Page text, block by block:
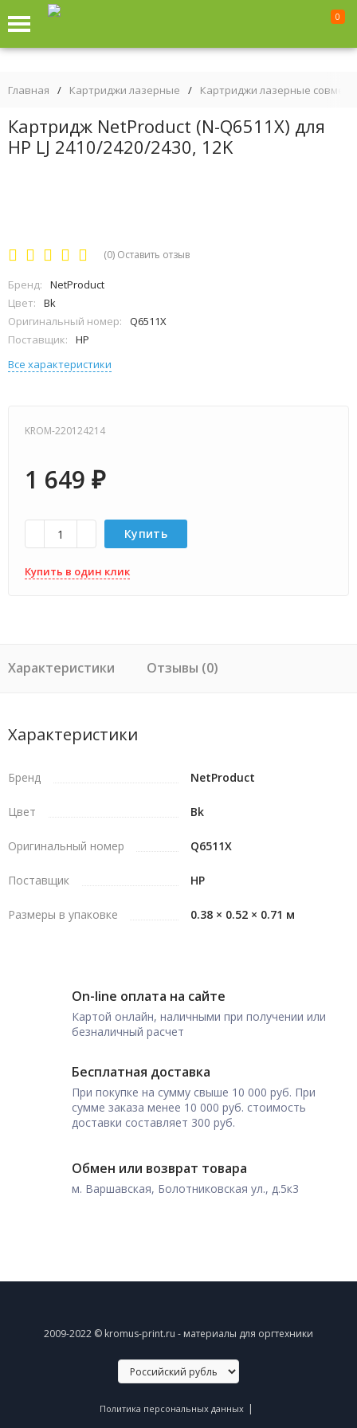
0
Главная / Картриджи лазерные / Картриджи лазерные
Картридж NetProduct (N-Q6511X) для
HP LJ 2410/2420/2430, 12K
(0) Оставить отзыв
Бренд:
NetProduct
Цвет:
Bk
Оригинальный номер:
Q6511X
Поставщик:
HP
Все характеристики
KROM-220124214
1 649 ₽
Купить
Купить в один клик
Характеристики Отзывы (0)
Характеристики
Бренд NetProduct
Цвет Bk
Оригинальный номер Q6511X
Поставщик HP
Размеры в упаковке 0.38 × 0.52 × 0.71 м
On-line оплата на сайте
Картой онлайн, наличными при получении или
безналичный расчет
Бесплатная доставка
При покупке на сумму свыше 10 000 руб. При
сумме заказа менее 10 000 руб. стоимость
доставки составляет 300 руб.
Обмен или возврат товара
м. Варшавская, Болотниковская ул., д.5к3
2009-2022 © kromus-print.ru - материалы для оргтехники
Политика персональных данных |